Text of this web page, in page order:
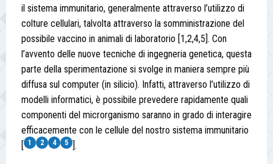
il sistema immunitario, generalmente attraverso l’utilizzo di
colture cellulari, talvolta attraverso la somministrazione del
possibile vaccino in animali di laboratorio [1,2,4,5]. Con
l’avvento delle nuove tecniche di ingegneria genetica, questa
parte della sperimentazione si svolge in maniera sempre più
diffusa sul computer (in silicio). Infatti, attraverso l’utilizzo di
modelli informatici, è possibile prevedere rapidamente quali
componenti del microrganismo saranno in grado di interagire
efficacemente con le cellule del nostro sistema immunitario
1 2 4 5 ].